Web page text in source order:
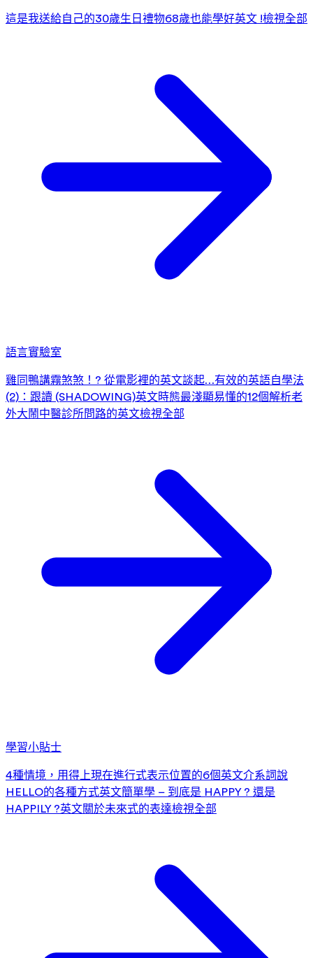
這是我送給自己的30歲生日禮物68歲也能學好英文 !檢視全部
語言實驗室
雞同鴨講霧煞煞！? 從電影裡的英文談起…有效的英語自學法
(2)：跟讀 (SHADOWING)英文時態最淺顯易懂的12個解析老
外大鬧中醫診所問路的英文檢視全部
學習小貼士
4種情境，用得上現在進行式表示位置的6個英文介系詞說
HELLO的各種方式英文簡單學 – 到底是 HAPPY ? 還是
HAPPILY ?英文關於未來式的表達檢視全部